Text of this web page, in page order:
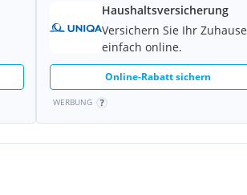
Haushaltsversicherung
Versichern Sie Ihr Zuhause
einfach online.
Online-Rabatt sichern
WERBUNG